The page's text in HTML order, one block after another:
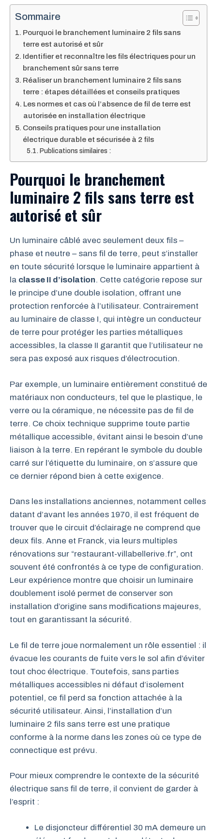
Sommaire
Pourquoi le branchement luminaire 2 fils sans
terre est autorisé et sûr
Identifier et reconnaître les fils électriques pour un
branchement sûr sans terre
Réaliser un branchement luminaire 2 fils sans
terre : étapes détaillées et conseils pratiques
Les normes et cas où l’absence de fil de terre est
autorisée en installation électrique
Conseils pratiques pour une installation
électrique durable et sécurisée à 2 fils
Publications similaires :
Pourquoi le branchement
luminaire 2 fils sans terre est
autorisé et sûr
Un luminaire câblé avec seulement deux fils –
phase et neutre – sans fil de terre, peut s’installer
en toute sécurité lorsque le luminaire appartient à
la classe II d’isolation. Cette catégorie repose sur
le principe d’une double isolation, offrant une
protection renforcée à l’utilisateur. Contrairement
au luminaire de classe I, qui intègre un conducteur
de terre pour protéger les parties métalliques
accessibles, la classe II garantit que l’utilisateur ne
sera pas exposé aux risques d’électrocution.
Par exemple, un luminaire entièrement constitué de
matériaux non conducteurs, tel que le plastique, le
verre ou la céramique, ne nécessite pas de fil de
terre. Ce choix technique supprime toute partie
métallique accessible, évitant ainsi le besoin d’une
liaison à la terre. En repérant le symbole du double
carré sur l’étiquette du luminaire, on s’assure que
ce dernier répond bien à cette exigence.
Dans les installations anciennes, notamment celles
datant d’avant les années 1970, il est fréquent de
trouver que le circuit d’éclairage ne comprend que
deux fils. Anne et Franck, via leurs multiples
rénovations sur “restaurant-villabellerive.fr”, ont
souvent été confrontés à ce type de configuration.
Leur expérience montre que choisir un luminaire
doublement isolé permet de conserver son
installation d’origine sans modifications majeures,
tout en garantissant la sécurité.
Le fil de terre joue normalement un rôle essentiel : il
évacue les courants de fuite vers le sol afin d’éviter
tout choc électrique. Toutefois, sans parties
métalliques accessibles ni défaut d’isolement
potentiel, ce fil perd sa fonction attachée à la
sécurité utilisateur. Ainsi, l’installation d’un
luminaire 2 fils sans terre est une pratique
conforme à la norme dans les zones où ce type de
connectique est prévu.
Pour mieux comprendre le contexte de la sécurité
électrique sans fil de terre, il convient de garder à
l’esprit :
Le disjoncteur différentiel 30 mA demeure un